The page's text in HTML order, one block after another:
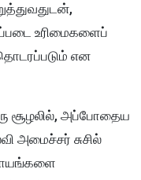
உரிமைகளைப்
என
சூழலில், அப்போதைய
அமைச்சர் சுசில்